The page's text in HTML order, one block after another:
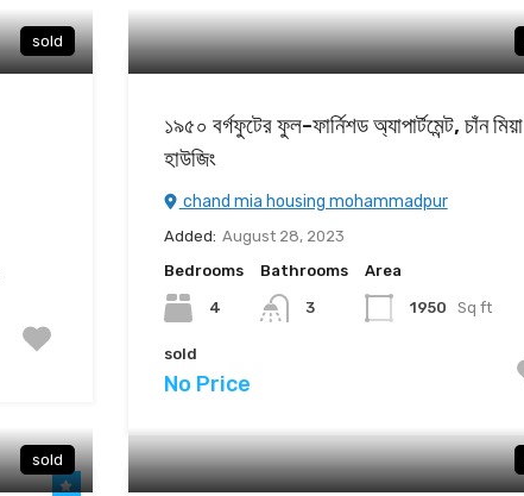
sold
১৯৫০ বর্গফুটের ফুল-ফার্নিশড অ্যাপার্টমেন্ট, চাঁন মিয়া
হাউজিং
chand mia housing mohammadpur
Added: August 28, 2023
Bedrooms
4
Bathrooms
3
Area
1950 Sq ft
sold
No Price
sold